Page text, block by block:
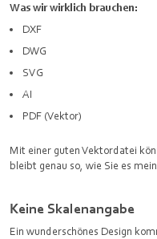
Was wir wirklich brauchen:
DXF
DWG
SVG
AI
PDF (Vektor)
Mit einer guten Vektordatei
bleibt genau so, wie Sie es
Keine Skalenangabe
Ein wunderschönes Design